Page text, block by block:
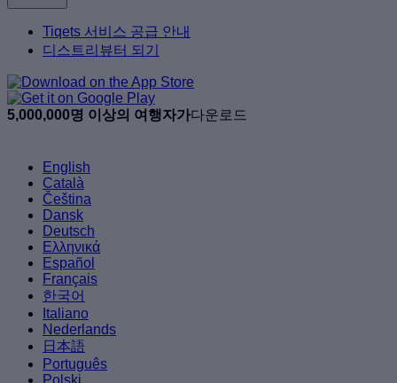
Tiqets 서비스 공급 안내
디스트리뷰터 되기
5,000,000명 이상의 여행자가다운로드
English
Català
Čeština
Dansk
Deutsch
Ελληνικά
Español
Français
한국어
Italiano
Nederlands
日本語
Português
Polski